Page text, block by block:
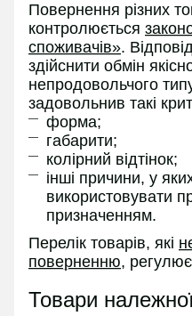
Повернення різних
контролюється
споживачів».
здійснити обмін
непродовольчого
задовольнив такі
форма;
габарити;
колірний відтінок;
інші причини, у
використовувати
призначенням.
Перелік товарів, які
поверненню,
Товари